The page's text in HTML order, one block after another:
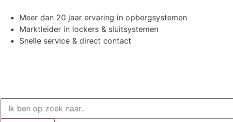
Meer dan 20 jaar ervaring in opbergsystemen
Marktleider in lockers & sluitsystemen
Snelle service & direct contact